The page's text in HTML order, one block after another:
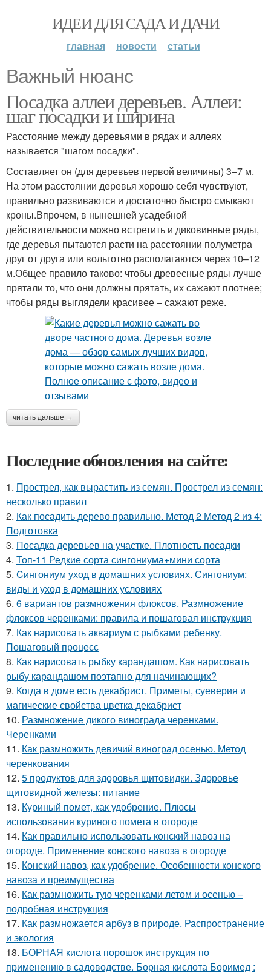
ИДЕИ ДЛЯ САДА И ДАЧИ
главная новости статьи
Важный нюанс
Посадка аллеи деревьев. Аллеи:
шаг посадки и ширина
Расстояние между деревьями в рядах и аллеях
называется "шагом посадки".
Составляет он (для деревьев первой величины) 3–7 м.
На этом расстоянии деревья хорошо себя чувствуют,
правильно развиваются и достаточно быстро смыкают
кроны.Впрочем, в нынешней усадебной
действительности можно встретить и диковинные ряды,
где деревья пытаются расти на расстоянии полуметра
друг от друга или вольготно располагаются через 10–12
м.Общее правило таково: чтобы древесные ряды лучше
прятали то, что они должны прятать, их сажают плотнее;
чтобы ряды выглядели красивее – сажают реже.
читать дальше →
Последние обновления на сайте:
1. Прострел, как вырастить из семян. Прострел из семян:
несколько правил
2. Как посадить дерево правильно. Метод 2 Метод 2 из 4:
Подготовка
3. Посадка деревьев на участке. Плотность посадки
4. Топ-11 Редкие сорта сингониума+мини сорта
5. Cингониум уход в домашних условиях. Сингониум:
виды и уход в домашних условиях
6. 6 вариантов размножения флоксов. Размножение
флоксов черенками: правила и пошаговая инструкция
7. Как нарисовать аквариум с рыбками ребенку.
Пошаговый процесс
8. Как нарисовать рыбку карандашом. Как нарисовать
рыбу карандашом поэтапно для начинающих?
9. Когда в доме есть декабрист. Приметы, суеверия и
магические свойства цветка декабрист
10. Размножение дикого винограда черенками.
Черенками
11. Как размножить девичий виноград осенью. Метод
черенкования
12. 5 продуктов для здоровья щитовидки. Здоровье
щитовидной железы: питание
13. Куриный помет, как удобрение. Плюсы
использования куриного помета в огороде
14. Как правильно использовать конский навоз на
огороде. Применение конского навоза в огороде
15. Конский навоз, как удобрение. Особенности конского
навоза и преимущества
16. Как размножить тую черенками летом и осенью –
подробная инструкция
17. Как размножается арбуз в природе. Распространение
и экология
18. БОРНАЯ кислота порошок инструкция по
применению в садоводстве. Борная кислота Боримед :